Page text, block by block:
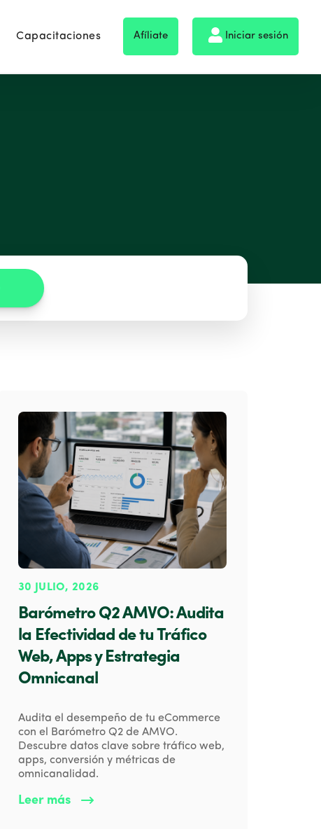
Capacitaciones Afíliate Iniciar sesión
30 JULIO, 2026
Barómetro Q2 AMVO: Audita
la Efectividad de tu Tráfico
Web, Apps y Estrategia
Omnicanal
Audita el desempeño de tu eCommerce
con el Barómetro Q2 de AMVO.
Descubre datos clave sobre tráfico web,
apps, conversión y métricas de
omnicanalidad.
Leer más